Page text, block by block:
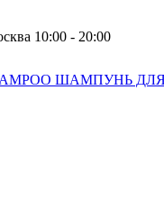
10:00 - 20:00